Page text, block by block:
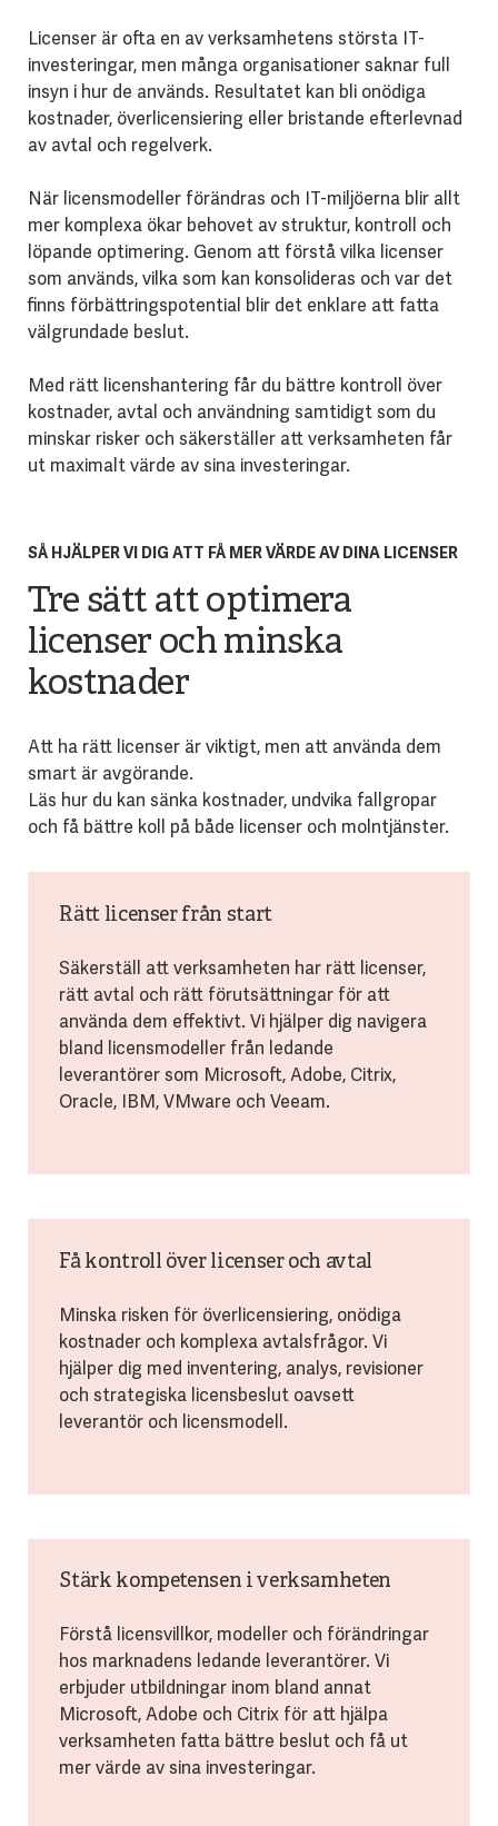
Licenser är ofta en av verksamhetens största IT-
investeringar, men många organisationer saknar full
insyn i hur de används. Resultatet kan bli onödiga
kostnader, överlicensiering eller bristande efterlevnad
av avtal och regelverk.
När licensmodeller förändras och IT-miljöerna blir allt
mer komplexa ökar behovet av struktur, kontroll och
löpande optimering. Genom att förstå vilka licenser
som används, vilka som kan konsolideras och var det
finns förbättringspotential blir det enklare att fatta
välgrundade beslut.
Med rätt licenshantering får du bättre kontroll över
kostnader, avtal och användning samtidigt som du
minskar risker och säkerställer att verksamheten får
ut maximalt värde av sina investeringar.
SÅ HJÄLPER VI DIG ATT FÅ MER VÄRDE AV DINA LICENSER
Tre sätt att optimera
licenser och minska
kostnader
Att ha rätt licenser är viktigt, men att använda dem
smart är avgörande.
Läs hur du kan sänka kostnader, undvika fallgropar
och få bättre koll på både licenser och molntjänster.
Rätt licenser från start
Säkerställ att verksamheten har rätt licenser,
rätt avtal och rätt förutsättningar för att
använda dem effektivt. Vi hjälper dig navigera
bland licensmodeller från ledande
leverantörer som Microsoft, Adobe, Citrix,
Oracle, IBM, VMware och Veeam.
Få kontroll över licenser och avtal
Minska risken för överlicensiering, onödiga
kostnader och komplexa avtalsfrågor. Vi
hjälper dig med inventering, analys, revisioner
och strategiska licensbeslut oavsett
leverantör och licensmodell.
Stärk kompetensen i verksamheten
Förstå licensvillkor, modeller och förändringar
hos marknadens ledande leverantörer. Vi
erbjuder utbildningar inom bland annat
Microsoft, Adobe och Citrix för att hjälpa
verksamheten fatta bättre beslut och få ut
mer värde av sina investeringar.